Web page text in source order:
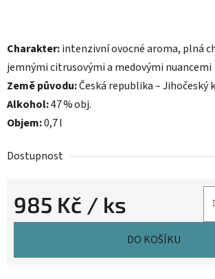
Charakter:intenzivní ovocné aroma, plná
jemnými citrusovými a medovými nuancemi
Země původu:Česká republika – Jihočeský
Alkohol:47 % obj.
Objem:0,7 l
Dostupnost
985 Kč / ks
Měrná cena:
DO KOŠÍKU